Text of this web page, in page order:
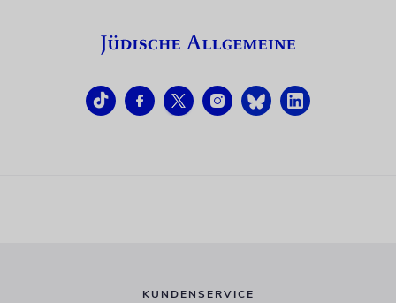
KUNDENSERVICE